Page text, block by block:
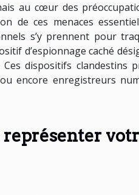
au cœur des
de ces menaces
s’y prennent pour
d’espionnage caché
dispositifs clandestins
encore enregistreurs